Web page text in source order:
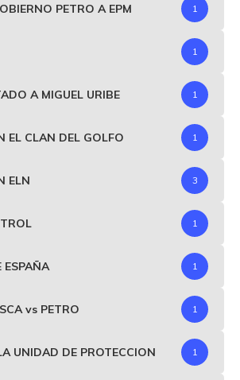
PETRO A EPM 1
1
A MIGUEL URIBE 1
EL CLAN DEL GOLFO 1
ELN 3
1
ESPAÑA 1
vs PETRO 1
UNIDAD DE PROTECCION 1